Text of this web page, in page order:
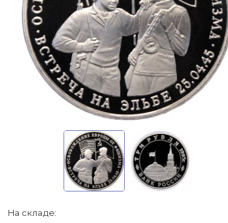
На складе: